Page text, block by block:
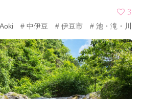
3
中伊豆 伊豆市 池・滝・川